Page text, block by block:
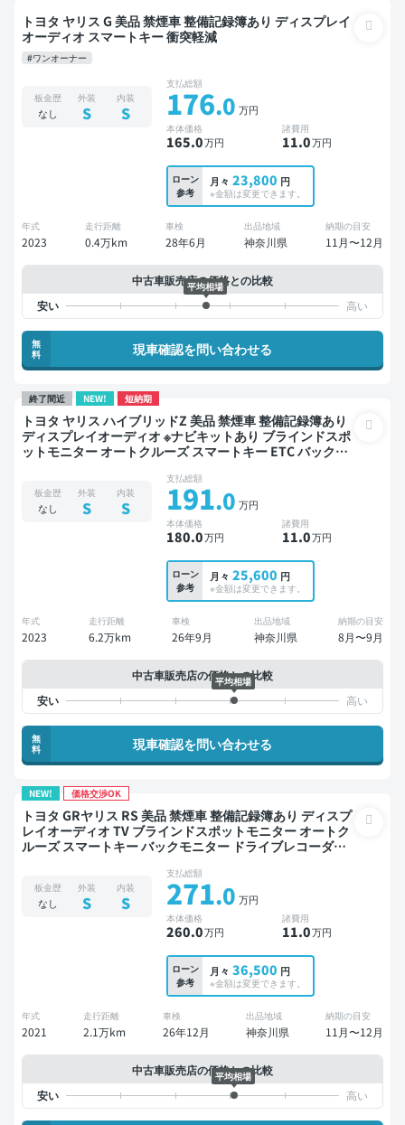
トヨタ ヤリス G 美品 禁煙車 整備記録簿あり ディスプレイ
オーディオ スマートキー 衝突軽減
#ワンオーナー
板金歴
なし
外装
S
内装
S
支払総額
176.0 万円
本体価格
165.0万円
諸費用
11.0万円
ローン
参考
月々 23,800 円
※金額は変更できます。
年式
2023
走行距離
0.4万km
車検
28年6月
出品地域
神奈川県
納期の目安
11月〜12月
中古車販売店の価格との比較
平均相場
無
料
現車確認を問い合わせる
終了間近 NEW! 短納期
トヨタ ヤリス ハイブリッドZ 美品 禁煙車 整備記録簿あり
ディスプレイオーディオ ※ナビキットあり ブラインドスポ
ットモニター オートクルーズ スマートキー ETC バックモ
板金歴
なし
外装
S
内装
S
支払総額
191.0 万円
本体価格
180.0万円
諸費用
11.0万円
ローン
参考
月々 25,600 円
※金額は変更できます。
年式
2023
走行距離
6.2万km
車検
26年9月
出品地域
神奈川県
納期の目安
8月〜9月
中古車販売店の価格との比較
平均相場
無
料
現車確認を問い合わせる
NEW! 価格交渉OK
トヨタ GRヤリス RS 美品 禁煙車 整備記録簿あり ディスプ
レイオーディオ TV ブラインドスポットモニター オートク
ルーズ スマートキー バックモニター ドライブレコーダー
板金歴
なし
外装
S
内装
S
支払総額
271.0 万円
本体価格
260.0万円
諸費用
11.0万円
ローン
参考
月々 36,500 円
※金額は変更できます。
年式
2021
走行距離
2.1万km
車検
26年12月
出品地域
神奈川県
納期の目安
11月〜12月
中古車販売店の価格との比較
平均相場